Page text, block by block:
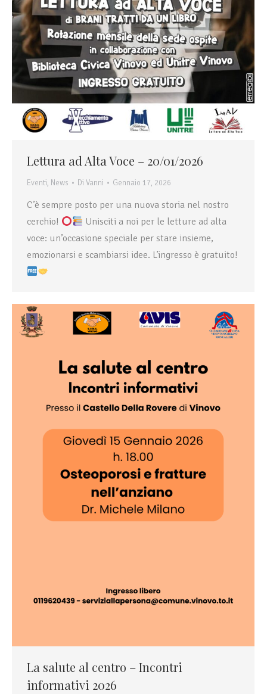
Lettura ad Alta Voce – 20/01/2026
Eventi, News Di Vanni Gennaio 17, 2026
C’è sempre posto per una nuova storia nel nostro
cerchio!
Unisciti a noi per le letture ad alta
voce: un’occasione speciale per stare insieme,
emozionarsi e scambiarsi idee. L’ingresso è gratuito!
La salute al centro – Incontri
informativi 2026